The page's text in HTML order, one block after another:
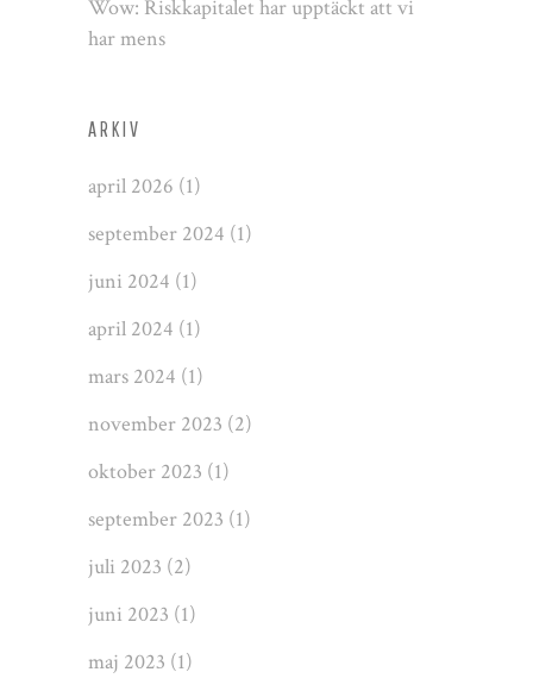
Wow: Riskkapitalet har upptäckt att vi
har mens
ARKIV
april 2026 (1)
september 2024 (1)
juni 2024 (1)
april 2024 (1)
mars 2024 (1)
november 2023 (2)
oktober 2023 (1)
september 2023 (1)
juli 2023 (2)
juni 2023 (1)
maj 2023 (1)